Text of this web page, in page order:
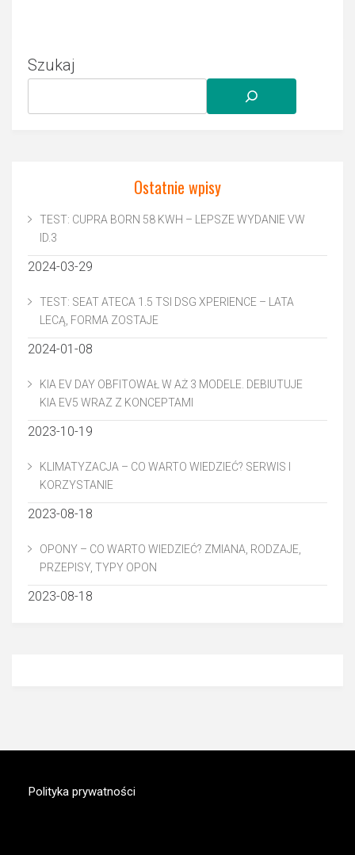
Szukaj
Ostatnie wpisy
TEST: CUPRA BORN 58 KWH – LEPSZE WYDANIE VW
ID.3
2024-03-29
TEST: SEAT ATECA 1.5 TSI DSG XPERIENCE – LATA
LECĄ, FORMA ZOSTAJE
2024-01-08
KIA EV DAY OBFITOWAŁ W AŻ 3 MODELE. DEBIUTUJE
KIA EV5 WRAZ Z KONCEPTAMI
2023-10-19
KLIMATYZACJA – CO WARTO WIEDZIEĆ? SERWIS I
KORZYSTANIE
2023-08-18
OPONY – CO WARTO WIEDZIEĆ? ZMIANA, RODZAJE,
PRZEPISY, TYPY OPON
2023-08-18
Polityka prywatności